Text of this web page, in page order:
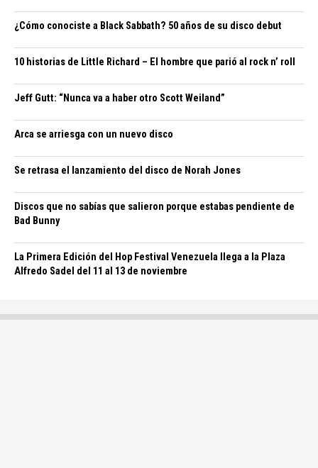
¿Cómo conociste a Black Sabbath? 50 años de su disco debut
10 historias de Little Richard – El hombre que parió al rock n’ roll
Jeff Gutt: “Nunca va a haber otro Scott Weiland”
Arca se arriesga con un nuevo disco
Se retrasa el lanzamiento del disco de Norah Jones
Discos que no sabías que salieron porque estabas pendiente de
Bad Bunny
La Primera Edición del Hop Festival Venezuela llega a la Plaza
Alfredo Sadel del 11 al 13 de noviembre